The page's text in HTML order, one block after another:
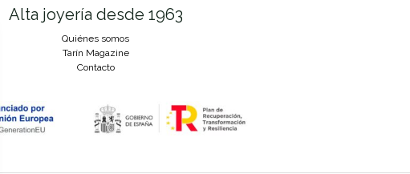
Alta joyería desde 1963
Quiénes somos
Tarín Magazine
Contacto